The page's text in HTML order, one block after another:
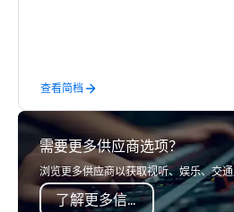
day hikes we provide luxury self-
guided inn-to-in walking vacations
from the gateway City of San
Francisco to the California wine
country with a focus on superb
lodging, food and wine. We also have
a Monterey Bay Trek.
查看简档
需要更多供应商选项？
浏览更多供应商以获取视听、娱乐、交通
了解更多信息